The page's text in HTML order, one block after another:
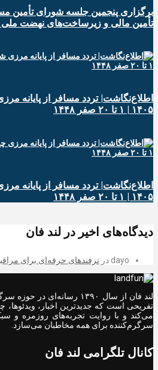
برگزاری پنجمین جلسه شورای تأمین
تأمین مالی و زیرساخت‌های نهضت
۱۴۰۵ | ۱ تا ۲۰ صفر ۱۴۴۸
۱۴۰۵ | ۱ تا ۲۰ صفر ۱۴۴۸
دیدگاه‌های اخیر در لند فان
dayo در ترفندهای حرفه‌ای برای
لند فان از سال ۱۳۹۰
تفریحی است که جدیدترین اخبار، ویدئوها،
می‌کند و با روایت تجربه‌های روزمره و
سرگرم‌کننده برای همه مخاطبان می‌سازد.
کانال تلگرامی لند فان